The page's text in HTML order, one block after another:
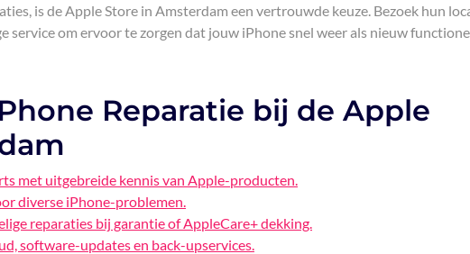
is de Apple Store in Amsterdam een vertrouwde keuze. Bezoek hun
service om ervoor te zorgen dat jouw iPhone snel weer als nieuw
Reparatie bij de Apple
met uitgebreide kennis van Apple-producten.
diverse iPhone-problemen.
reparaties bij garantie of AppleCare+ dekking.
software-updates en back-upservices.